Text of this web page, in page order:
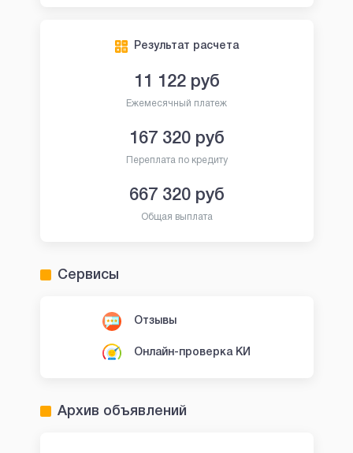
Результат расчета
11 122руб
Ежемесячный платеж
167 320руб
Переплата по кредиту
667 320руб
Общая выплата
Сервисы
Отзывы
Онлайн-проверка КИ
Архив объявлений